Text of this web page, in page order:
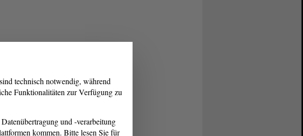
technisch notwendig, während
Funktionalitäten zur Verfügung zu
und -verarbeitung
kommen. Bitte lesen Sie für